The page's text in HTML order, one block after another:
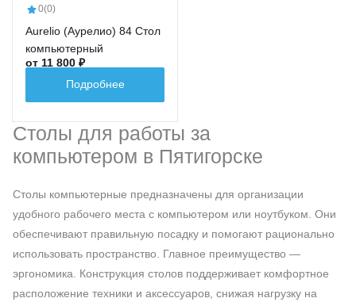
0(0)
Aurelio (Аурелио) 84 Стол
компьютерный
от 11 800 ₽
Подробнее
Столы для работы за
компьютером в Пятигорске
Столы компьютерные предназначены для организации
удобного рабочего места с компьютером или ноутбуком. Они
обеспечивают правильную посадку и помогают рационально
использовать пространство. Главное преимущество —
эргономика. Конструкция столов поддерживает комфортное
расположение техники и аксессуаров, снижая нагрузку на